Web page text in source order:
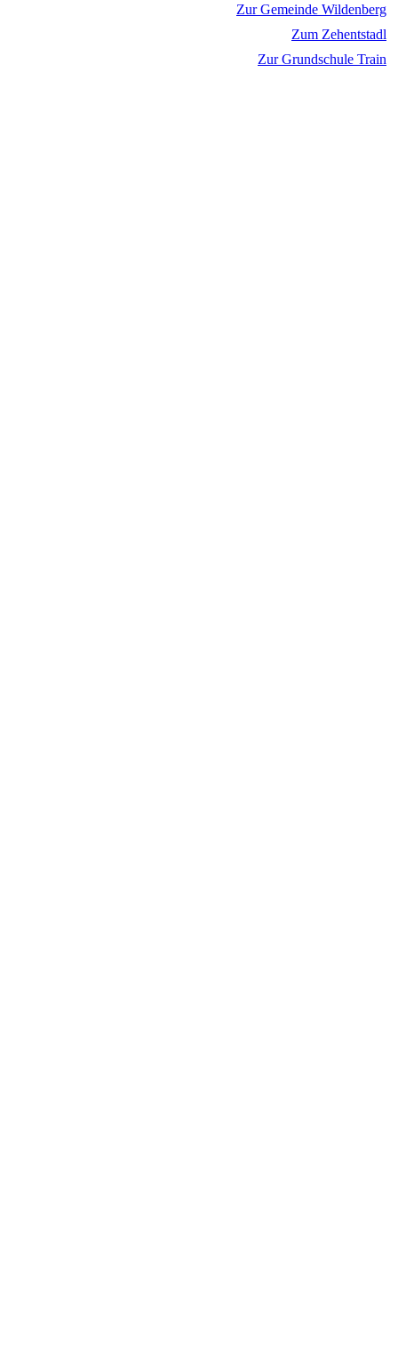
Zur Gemeinde Wildenberg
Zum Zehentstadl
Zur Grundschule Train